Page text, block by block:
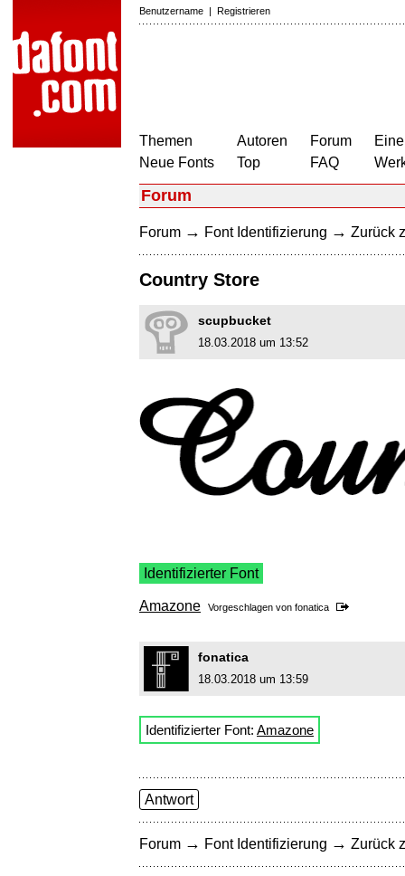
Benutzername | Registrieren
Themen
Neue Fonts
Autoren
Top
Forum
FAQ
Forum
Forum → Font Identifizierung → Zurück
Country Store
scupbucket
18.03.2018 um 13:52
Identifizierter Font
Amazone Vorgeschlagen von fonatica
fonatica
18.03.2018 um 13:59
Identifizierter Font: Amazone
Antwort
Forum → Font Identifizierung → Zurück